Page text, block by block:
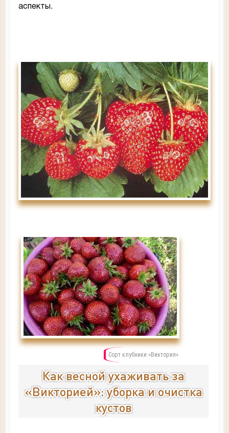
аспекты.
Сорт клубники «Виктория»
Как весной ухаживать за
«Викторией»: уборка и очистка
кустов